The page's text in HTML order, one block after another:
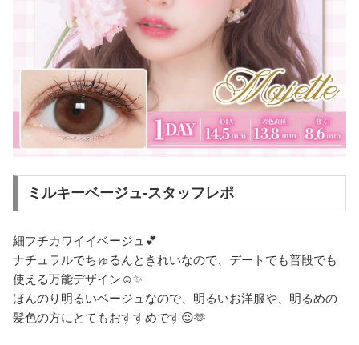
ミルキーベージュ-スタッフレポ
細フチカワイイベージュ💕
ナチュラルでちゅるんときれいなので、デートでも普段でも
使える万能デザイン☺️✨
ほんのり明るいベージュなので、明るいお洋服や、明るめの
髪色の方にとてもおすすめです😉🫶